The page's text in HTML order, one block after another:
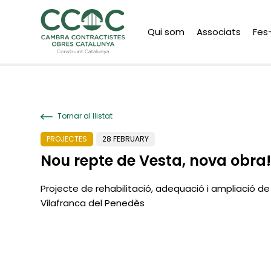
Qui som Associats
Tornar al llistat
PROJECTES 28 FEBRUARY
Nou repte de Vesta, nova
Projecte de rehabilitació, adequació i ampliació
Vilafranca del Penedès